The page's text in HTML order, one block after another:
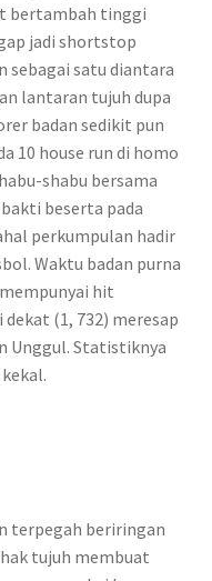
bertambah tinggi
jadi shortstop
sebagai satu diantara
lantaran tujuh dupa
badan sedikit pun
10 house run di homo
shabu bersama
beserta pada
perkumpulan hadir
Waktu badan purna
hit
(1, 732) meresap
Unggul. Statistiknya
terpegah beriringan
tujuh membuat